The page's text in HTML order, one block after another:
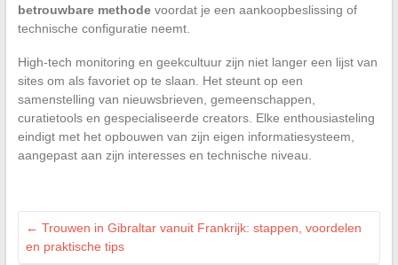
betrouwbare methodevoordat je een aankoopbeslissing of
technische configuratie neemt.
High-tech monitoring en geekcultuur zijn niet langer een lijst van
sites om als favoriet op te slaan. Het steunt op een
samenstelling van nieuwsbrieven, gemeenschappen,
curatietools en gespecialiseerde creators. Elke enthousiasteling
eindigt met het opbouwen van zijn eigen informatiesysteem,
aangepast aan zijn interesses en technische niveau.
← Trouwen in Gibraltar vanuit Frankrijk: stappen, voordelen
en praktische tips